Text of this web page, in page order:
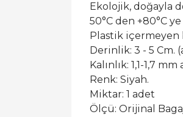
Ekolojik, doğayla
50°C den +80°C
Plastik
Derinlik: 3 - 5 Cm.
Kalınlık: 1,1-1,7 mm
Renk: Siyah.
Miktar: 1 adet
Ölçü: Orijinal